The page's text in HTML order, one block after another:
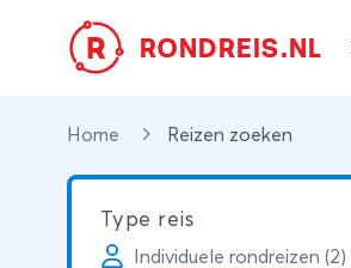
R RONDREIS.NL
Home Reizen zoeken
Type reis
Individuele rondreizen (2)